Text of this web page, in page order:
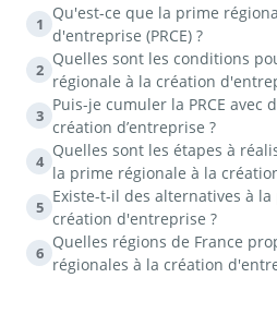
1
Qu'est-ce que la prime
d'entreprise (PRCE) ?
2
Quelles sont les conditions
régionale à la création
3
Puis-je cumuler la PRCE avec
création d’entreprise ?
4
Quelles sont les étapes à
la prime régionale à la
5
Existe-t-il des alternatives à
création d'entreprise ?
6
Quelles régions de France
régionales à la création